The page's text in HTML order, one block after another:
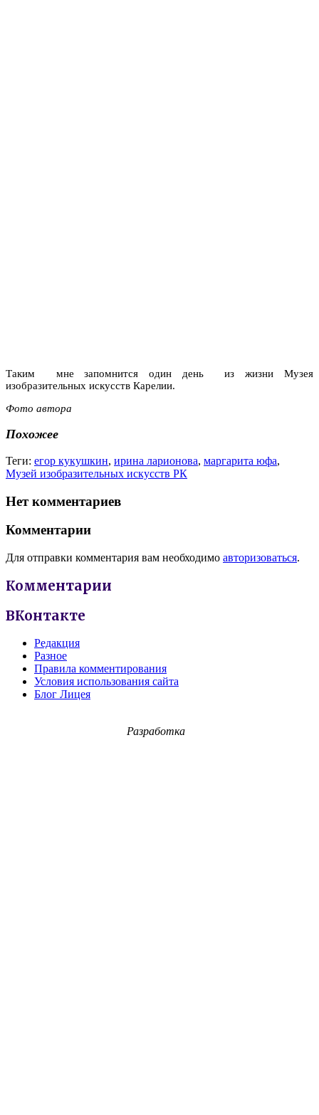
Таким мне запомнится один день из жизни Музея
изобразительных искусств Карелии.
Фото автора
Похожее
Теги: егор кукушкин, ирина ларионова, маргарита юфа,
Музей изобразительных искусств РК
Нет комментариев
Комментарии
Для отправки комментария вам необходимо авторизоваться.
Комментарии
ВКонтакте
Редакция
Разное
Правила комментирования
Условия использования сайта
Блог Лицея
Разработка